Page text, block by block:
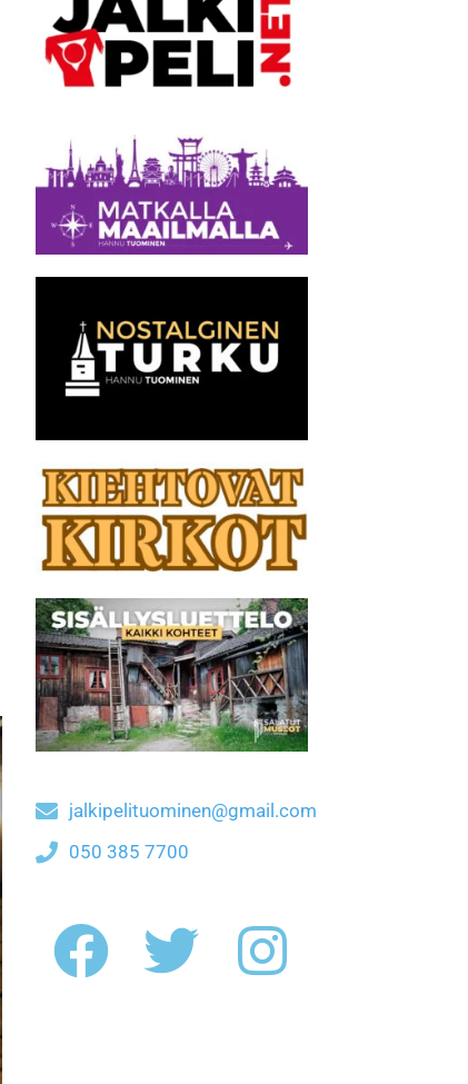
jalkipelituominen@gmail.com
050 385 7700